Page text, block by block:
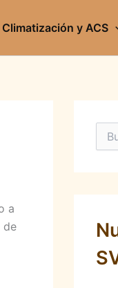
Climatización y ACS
a
de
o
r
: